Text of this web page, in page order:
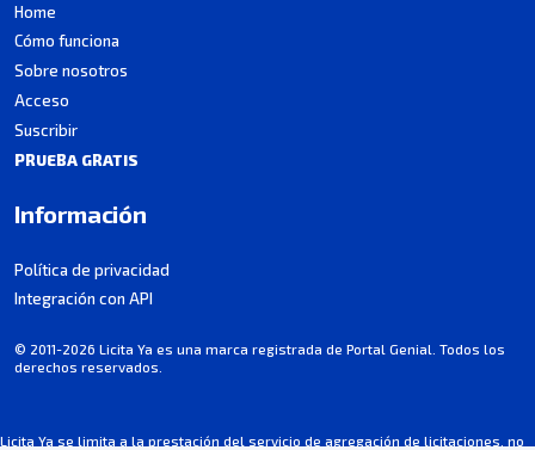
Licita Ya se limita a la prestación del servicio de agregación de licitaciones, no
Home
Cómo funciona
Sobre nosotros
Acceso
Suscribir
PRUEBA GRATIS
Información
Política de privacidad
Integración con API
© 2011-2026 Licita Ya es una marca registrada de Portal Genial. Todos los
derechos reservados.